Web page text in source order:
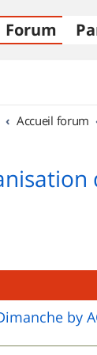
Forum
Accueil forum
by